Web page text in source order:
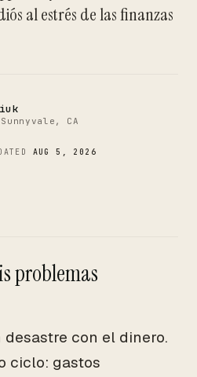
al estrés de las finanzas
CA
AUG 5, 2026
problemas
con el dinero.
ciclo: gastos